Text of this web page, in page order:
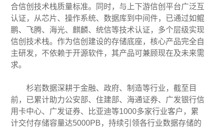
合信创技术栈质量标准。同时，与上下游信创平台广泛互
认证，从芯片、操作系统、数据库到中间件，已通过如鲲
鹏、飞腾、海光、麒麟、统信等技术认证，多个层级实现
信创技术栈。作为信创建设的存储底座，核心产品完全自
主研发，不依赖于开源软件，其产品可兼顾现在及未来需
求。
杉岩数据深耕于金融、政府、制造等行业，截至目
前，已累计助力公安部、住建部、海通证券、广发银行信
用卡中心、广发证券、比亚迪等1000多家行业客户，累
计交付存储容量达5000PB，持续引领各行业数据存储的